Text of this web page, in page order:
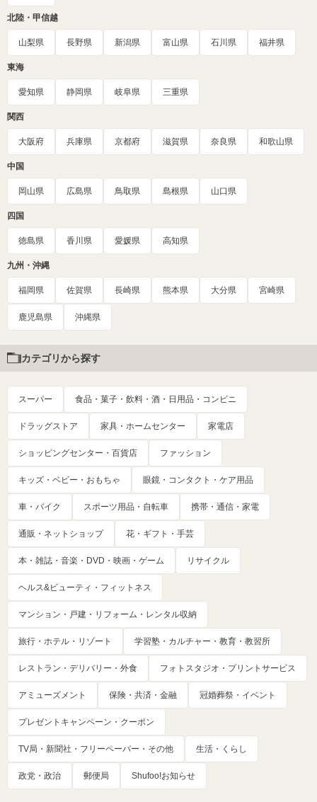
北陸・甲信越
山梨県 長野県 新潟県 富山県 石川県 福井県
東海
愛知県 静岡県 岐阜県 三重県
関西
大阪府 兵庫県 京都府 滋賀県 奈良県 和歌山県
中国
岡山県 広島県 鳥取県 島根県 山口県
四国
徳島県 香川県 愛媛県 高知県
九州・沖縄
福岡県 佐賀県 長崎県 熊本県 大分県 宮崎県
鹿児島県 沖縄県
カテゴリから探す
スーパー 食品・菓子・飲料・酒・日用品・コンビニ
ドラッグストア 家具・ホームセンター 家電店
ショッピングセンター・百貨店 ファッション
キッズ・ベビー・おもちゃ 眼鏡・コンタクト・ケア用品
車・バイク スポーツ用品・自転車 携帯・通信・家電
通販・ネットショップ 花・ギフト・手芸
本・雑誌・音楽・DVD・映画・ゲーム リサイクル
ヘルス&ビューティ・フィットネス
マンション・戸建・リフォーム・レンタル収納
旅行・ホテル・リゾート 学習塾・カルチャー・教育・教習所
レストラン・デリバリー・外食 フォトスタジオ・プリントサービス
アミューズメント 保険・共済・金融 冠婚葬祭・イベント
プレゼントキャンペーン・クーポン
TV局・新聞社・フリーペーパー・その他 生活・くらし
政党・政治 郵便局 Shufoo!お知らせ